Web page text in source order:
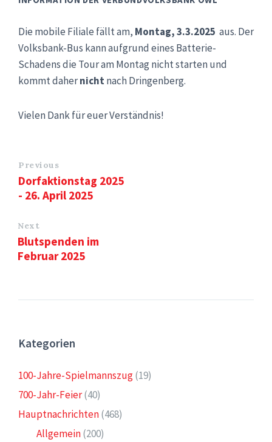
Die mobile Filiale fällt am, Montag, 3.3.2025 aus. Der
Volksbank-Bus kann aufgrund eines Batterie-
Schadens die Tour am Montag nicht starten und
kommt dahernichtnach Dringenberg.
Vielen Dank für euer Verständnis!
Previous
Dorfaktionstag 2025
- 26. April 2025
Next
Blutspenden im
Februar 2025
Kategorien
100-Jahre-Spielmannszug(19)
700-Jahr-Feier(40)
Hauptnachrichten(468)
Allgemein(200)